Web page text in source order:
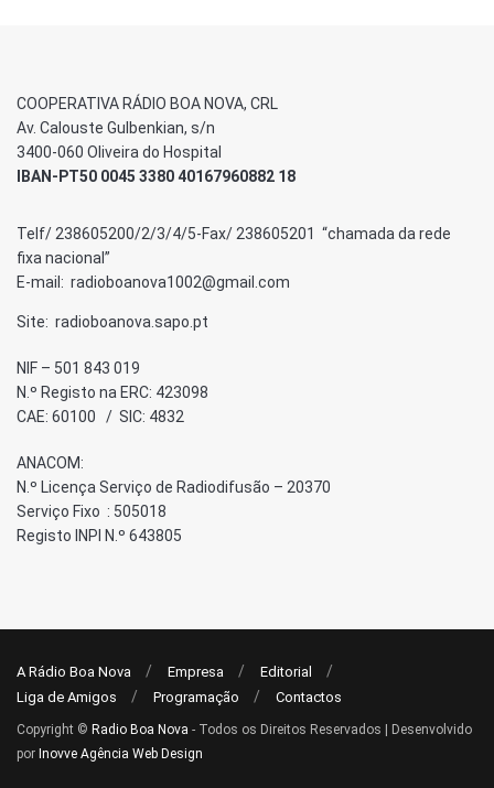
COOPERATIVA RÁDIO BOA NOVA, CRL
Av. Calouste Gulbenkian, s/n
3400-060 Oliveira do Hospital
IBAN-PT50 0045 3380 40167960882 18
Telf/ 238605200/2/3/4/5-Fax/ 238605201 “chamada da rede
fixa nacional”
E-mail: radioboanova1002@gmail.com
Site: radioboanova.sapo.pt
NIF – 501 843 019
N.º Registo na ERC: 423098
CAE: 60100 / SIC: 4832
ANACOM:
N.º Licença Serviço de Radiodifusão – 20370
Serviço Fixo : 505018
Registo INPI N.º 643805
A Rádio Boa Nova Empresa
Editorial
Liga de Amigos
Programação Contactos
Copyright © Radio Boa Nova - Todos os Direitos Reservados | Desenvolvido
por Inovve Agência Web Design